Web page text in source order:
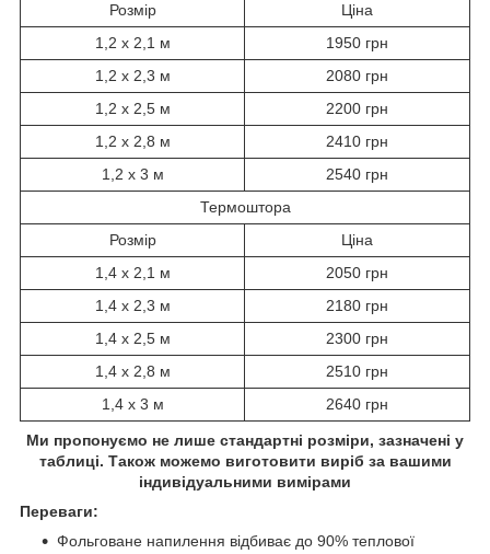
Розмір
Ціна
1,2 х 2,1 м
1950 грн
1,2 х 2,3 м
2080 грн
1,2 х 2,5 м
2200 грн
1,2 х 2,8 м
2410 грн
1,2 х 3 м
2540 грн
Термоштора
Розмір
Ціна
1,4 х 2,1 м
2050 грн
1,4 х 2,3 м
2180 грн
1,4 х 2,5 м
2300 грн
1,4 х 2,8 м
2510 грн
1,4 х 3 м
2640 грн
Ми пропонуємо не лише стандартні розміри, зазначені у
таблиці. Також можемо виготовити виріб за вашими
індивідуальними вимірами
Переваги:
Фольговане напилення відбиває до 90% теплової